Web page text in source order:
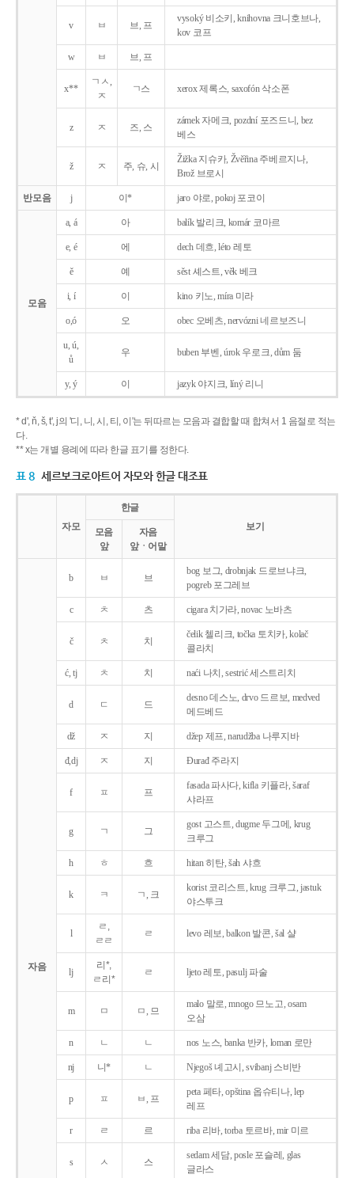
v ㅂ 브, 프
vysoký 비소키, knihovna 크니호브나,
kov 코프
w ㅂ 브, 프
x**
ㄱㅅ,
ㅈ
ㄱ스 xerox 제록스, saxofón 삭소폰
z ㅈ 즈, 스
zámek 자메크, pozdní 포즈드니, bez
베스
ž ㅈ 주, 슈, 시
Žižka 지슈카, Žvěřina 주베르지나,
Brož 브로시
반모음 j 이* jaro 야로, pokoj 포코이
모음
a, á 아 balík 발리크, komár 코마르
e, é 에 dech 데흐, léto 레토
ě 예 sěst 셰스트, věk 베크
i, í 이 kino 키노, míra 미라
o,ó 오 obec 오베츠, nervózni 네르보즈니
u, ú,
ů
우 buben 부벤, úrok 우로크, dům 둠
y, ý 이 jazyk야지크, líný 리니
* d', ň, š, t', j의 '디, 니, 시, 티, 이'는 뒤따르는 모음과 결합할 때 합쳐서 1 음절로 적는
다.
** x는 개별 용례에 따라 한글 표기를 정한다.
표 8 세르보크로아트어 자모와 한글 대조표
자모
한글
보기
모음
앞
자음
앞ㆍ어말
자음
b ㅂ 브
bog 보그, drobnjak 드로브냐크,
pogreb 포그레브
c ㅊ 츠 cigara 치가라, novac 노바츠
č ㅊ 치
čelik 첼리크, točka 토치카, kolač
콜라치
ć, tj ㅊ 치 naći 나치, sestrić 세스트리치
d ㄷ 드
desno 데스노, drvo 드르보, medved
메드베드
dž ㅈ 지 džep 제프, narudžba 나루지바
đ,dj ㅈ 지 Ðurađ 주라지
f ㅍ 프
fasada 파사다, kifla 키플라, šaraf
샤라프
g ㄱ 그
gost 고스트, dugme 두그메, krug
크루그
h ㅎ 흐 hitan 히탄, šah 샤흐
k ㅋ ㄱ, 크
korist 코리스트, krug 크루그, jastuk
야스투크
l
ㄹ,
ㄹㄹ
ㄹ levo 레보, balkon 발콘, šal 샬
lj
리*,
ㄹ리*
ㄹ ljeto 레토, pasulj 파술
m ㅁ ㅁ, 므
malo 말로, mnogo 므노고, osam
오삼
n ㄴ ㄴ nos 노스, banka 반카, loman 로만
nj 니* ㄴ Njegoš 녜고시, svibanj 스비반
p ㅍ ㅂ, 프
peta 페타, opština 옵슈티나, lep
레프
r ㄹ 르 riba 리바, torba 토르바, mir 미르
s ㅅ 스
sedam 세담, posle 포슬레, glas
글라스